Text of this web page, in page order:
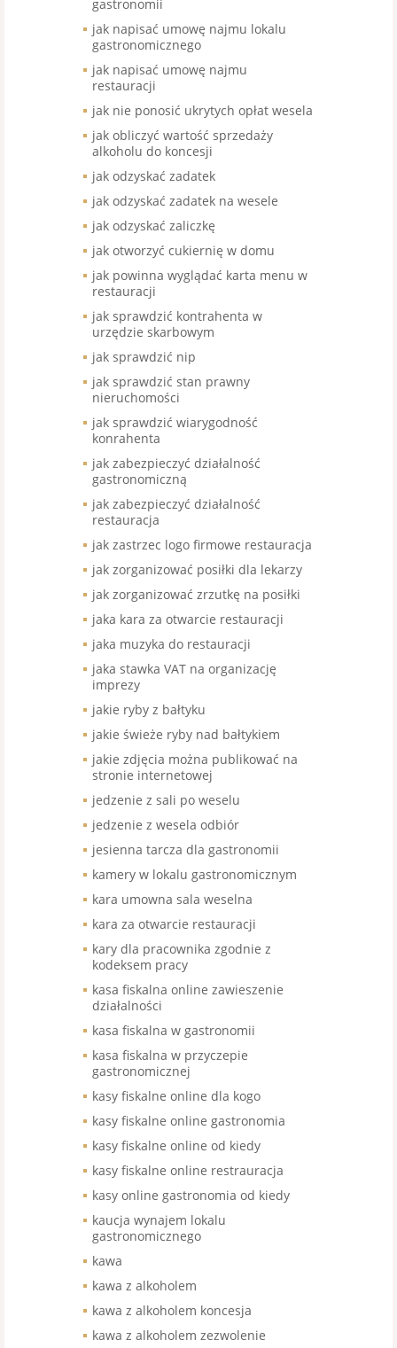
gastronomii
jak napisać umowę najmu lokalu
gastronomicznego
jak napisać umowę najmu
restauracji
jak nie ponosić ukrytych opłat wesela
jak obliczyć wartość sprzedaży
alkoholu do koncesji
jak odzyskać zadatek
jak odzyskać zadatek na wesele
jak odzyskać zaliczkę
jak otworzyć cukiernię w domu
jak powinna wyglądać karta menu w
restauracji
jak sprawdzić kontrahenta w
urzędzie skarbowym
jak sprawdzić nip
jak sprawdzić stan prawny
nieruchomości
jak sprawdzić wiarygodność
konrahenta
jak zabezpieczyć działalność
gastronomiczną
jak zabezpieczyć działalność
restauracja
jak zastrzec logo firmowe restauracja
jak zorganizować posiłki dla lekarzy
jak zorganizować zrzutkę na posiłki
jaka kara za otwarcie restauracji
jaka muzyka do restauracji
jaka stawka VAT na organizację
imprezy
jakie ryby z bałtyku
jakie świeże ryby nad bałtykiem
jakie zdjęcia można publikować na
stronie internetowej
jedzenie z sali po weselu
jedzenie z wesela odbiór
jesienna tarcza dla gastronomii
kamery w lokalu gastronomicznym
kara umowna sala weselna
kara za otwarcie restauracji
kary dla pracownika zgodnie z
kodeksem pracy
kasa fiskalna online zawieszenie
działalności
kasa fiskalna w gastronomii
kasa fiskalna w przyczepie
gastronomicznej
kasy fiskalne online dla kogo
kasy fiskalne online gastronomia
kasy fiskalne online od kiedy
kasy fiskalne online restrauracja
kasy online gastronomia od kiedy
kaucja wynajem lokalu
gastronomicznego
kawa
kawa z alkoholem
kawa z alkoholem koncesja
kawa z alkoholem zezwolenie